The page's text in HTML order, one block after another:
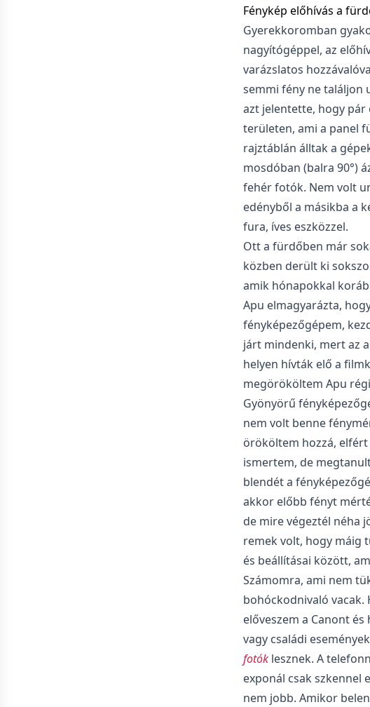
Fénykép előhívás a
Gyerekkoromban
nagyítógéppel, az
varázslatos
semmi fény ne találjon
azt jelentette, hogy
területen, ami a panel
rajztáblán álltak a
mosdóban (balra 90°)
fehér fotók. Nem volt
edényből a másikba a
fura, íves eszközzel.
Ott a fürdőben már
közben derült ki
amik hónapokkal
Apu elmagyarázta,
fényképezőgépem,
járt mindenki, mert az
helyen hívták elő a
megörököltem Apu
Gyönyörű
nem volt benne
örököltem hozzá,
ismertem, de
blendét a
akkor előbb fényt
de mire végeztél néha
remek volt, hogy máig
és beállításai között,
Számomra, ami nem
bohóckodnivaló vacak.
előveszem a Canont
vagy családi
fotóklesznek. A
exponál csak szkennel
nem jobb. Amikor